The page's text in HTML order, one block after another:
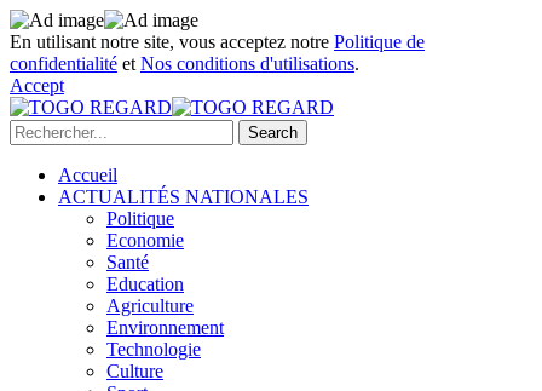
En utilisant notre site, vous acceptez notre Politique de
confidentialité et Nos conditions d'utilisations.
Accept
Accueil
ACTUALITÉS NATIONALES
Politique
Economie
Santé
Education
Agriculture
Environnement
Technologie
Culture